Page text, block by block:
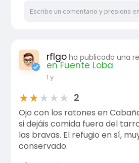
rflgo ha publicado una
en Fuente Loba
1 y
★★★★★ 2
Ojo con los ratones en
si dejáis comida fuera del
las bravas. El refugio en sí,
conservado.